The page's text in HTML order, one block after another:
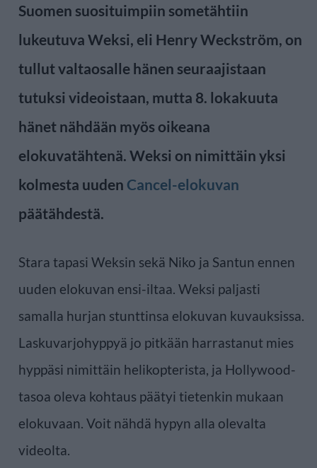
Suomen suosituimpiin sometähtiin
lukeutuva Weksi, eli Henry Weckström, on
tullut valtaosalle hänen seuraajistaan
tutuksi videoistaan, mutta 8. lokakuuta
hänet nähdään myös oikeana
elokuvatähtenä. Weksi on nimittäin yksi
kolmesta uuden Cancel-elokuvan
päätähdestä.
Stara tapasi Weksin sekä Niko ja Santun ennen
uuden elokuvan ensi-iltaa. Weksi paljasti
samalla hurjan stunttinsa elokuvan kuvauksissa.
Laskuvarjohyppyä jo pitkään harrastanut mies
hyppäsi nimittäin helikopterista, ja Hollywood-
tasoa oleva kohtaus päätyi tietenkin mukaan
elokuvaan. Voit nähdä hypyn alla olevalta
videolta.